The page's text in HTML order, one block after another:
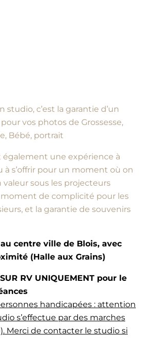
studio, c’est la garantie d’un
vos photos de Grossesse,
Bébé, portrait
également une expérience à
à s’offrir pour un moment où on
valeur sous les projecteurs
moment de complicité pour les
et la garantie de souvenirs
centre ville de Blois, avec
(Halle aux Grains)
RV UNIQUEMENT pour le
handicapées : attention
s’effectue par des marches
Merci de contacter le studio si